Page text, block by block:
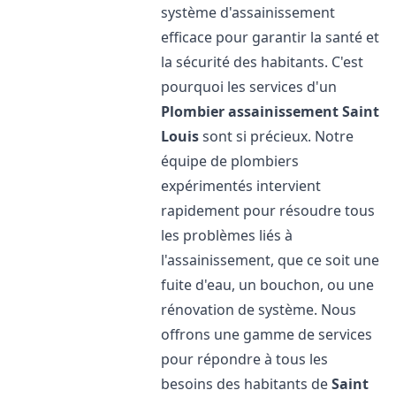
système d'assainissement
efficace pour garantir la santé et
la sécurité des habitants. C'est
pourquoi les services d'un
Plombier assainissementSaint
Louissont si précieux. Notre
équipe de plombiers
expérimentés intervient
rapidement pour résoudre tous
les problèmes liés à
l'assainissement, que ce soit une
fuite d'eau, un bouchon, ou une
rénovation de système. Nous
offrons une gamme de services
pour répondre à tous les
besoins des habitants deSaint